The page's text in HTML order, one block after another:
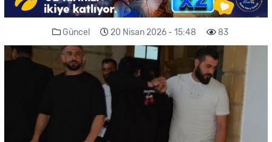
Güncel 20 Nisan 2026 - 15:48 83